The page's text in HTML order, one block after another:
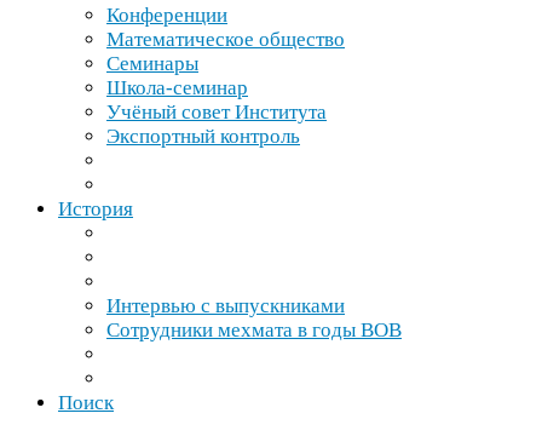
Конференции
Математическое общество
Семинары
Школа-​семинар
Учёный совет Института
Экспортный контроль
История
Интервью с выпускниками
Сотрудники мехмата в годы ВОВ
Поиск